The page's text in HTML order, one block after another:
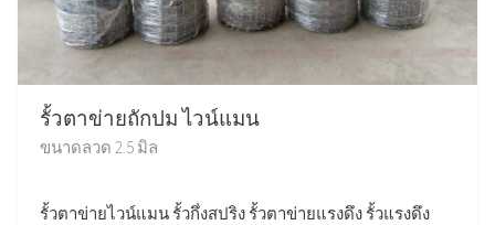
รั้วตาข่ายถักปม ไวน์แมน
ขนาดลวด 2.5 มิล
รั้วตาข่ายไวน์แมน รั้วกึ่งสปริง รั้วตาข่ายแรงดึง รั้วแรงดึง